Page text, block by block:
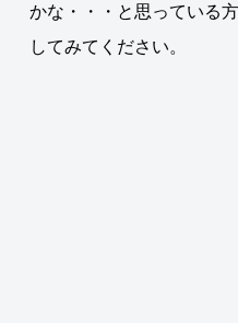
かな・・・と思っている
してみてください。